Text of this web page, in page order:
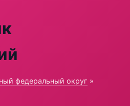
федеральный округ »